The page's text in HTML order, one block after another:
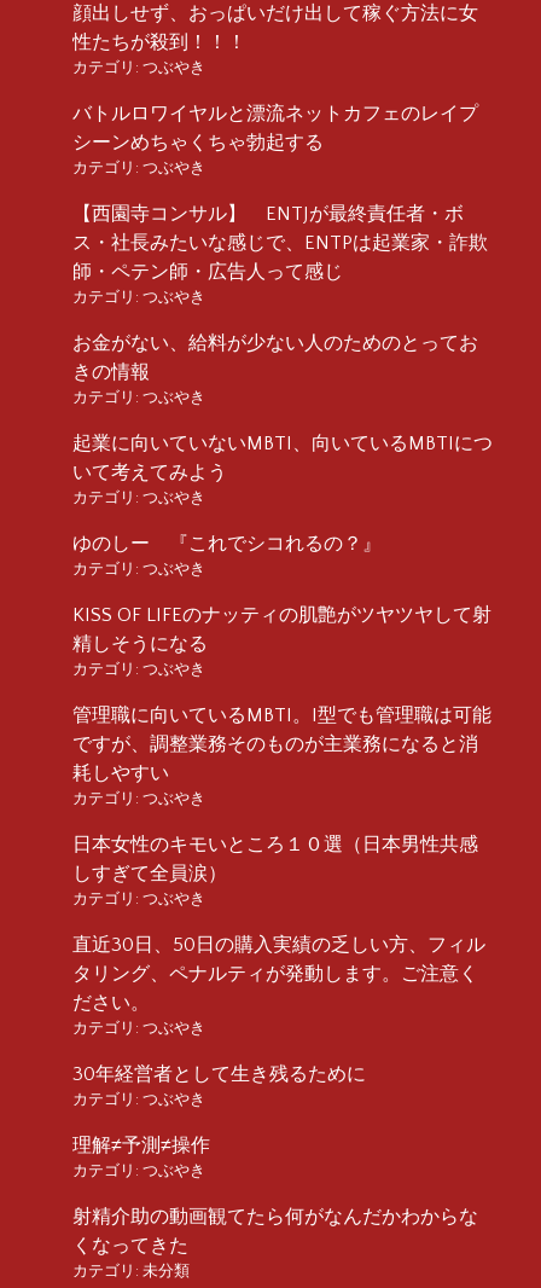
顔出しせず、おっぱいだけ出して稼ぐ方法に女
性たちが殺到！！！
カテゴリ: つぶやき
バトルロワイヤルと漂流ネットカフェのレイプ
シーンめちゃくちゃ勃起する
カテゴリ: つぶやき
【西園寺コンサル】 ENTJが最終責任者・ボ
ス・社長みたいな感じで、ENTPは起業家・詐欺
師・ペテン師・広告人って感じ
カテゴリ: つぶやき
お金がない、給料が少ない人のためのとってお
きの情報
カテゴリ: つぶやき
起業に向いていないMBTI、向いているMBTIにつ
いて考えてみよう
カテゴリ: つぶやき
ゆのしー 『これでシコれるの？』
カテゴリ: つぶやき
KISS OF LIFEのナッティの肌艶がツヤツヤして射
精しそうになる
カテゴリ: つぶやき
管理職に向いているMBTI。I型でも管理職は可能
ですが、調整業務そのものが主業務になると消
耗しやすい
カテゴリ: つぶやき
日本女性のキモいところ１０選（日本男性共感
しすぎて全員涙）
カテゴリ: つぶやき
直近30日、50日の購入実績の乏しい方、フィル
タリング、ペナルティが発動します。ご注意く
ださい。
カテゴリ: つぶやき
30年経営者として生き残るために
カテゴリ: つぶやき
理解≠予測≠操作
カテゴリ: つぶやき
射精介助の動画観てたら何がなんだかわからな
くなってきた
カテゴリ: 未分類